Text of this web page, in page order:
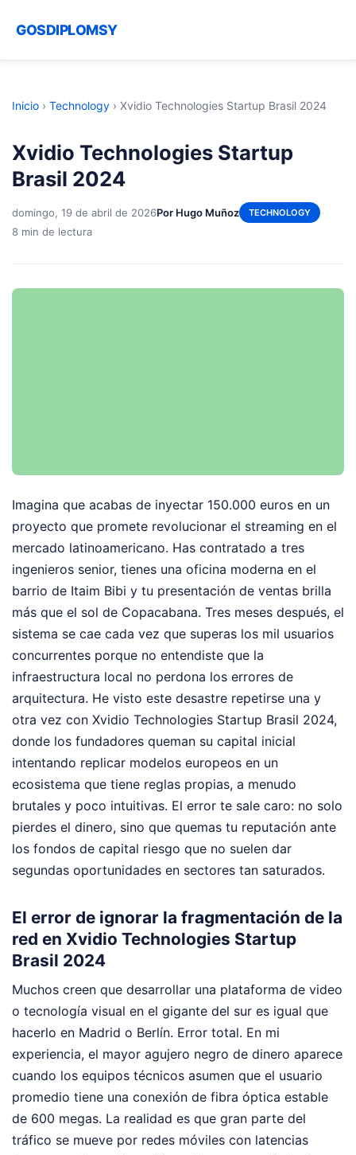
GOSDIPLOMSY
Inicio › Technology › Xvidio Technologies Startup Brasil 2024
Xvidio Technologies Startup
Brasil 2024
domingo, 19 de abril de 2026Por Hugo Muñoz TECHNOLOGY
8 min de lectura
Imagina que acabas de inyectar 150.000 euros en un
proyecto que promete revolucionar el streaming en el
mercado latinoamericano. Has contratado a tres
ingenieros senior, tienes una oficina moderna en el
barrio de Itaim Bibi y tu presentación de ventas brilla
más que el sol de Copacabana. Tres meses después, el
sistema se cae cada vez que superas los mil usuarios
concurrentes porque no entendiste que la
infraestructura local no perdona los errores de
arquitectura. He visto este desastre repetirse una y
otra vez con Xvidio Technologies Startup Brasil 2024,
donde los fundadores queman su capital inicial
intentando replicar modelos europeos en un
ecosistema que tiene reglas propias, a menudo
brutales y poco intuitivas. El error te sale caro: no solo
pierdes el dinero, sino que quemas tu reputación ante
los fondos de capital riesgo que no suelen dar
segundas oportunidades en sectores tan saturados.
El error de ignorar la fragmentación de la
red en Xvidio Technologies Startup
Brasil 2024
Muchos creen que desarrollar una plataforma de video
o tecnología visual en el gigante del sur es igual que
hacerlo en Madrid o Berlín. Error total. En mi
experiencia, el mayor agujero negro de dinero aparece
cuando los equipos técnicos asumen que el usuario
promedio tiene una conexión de fibra óptica estable
de 600 megas. La realidad es que gran parte del
tráfico se mueve por redes móviles con latencias